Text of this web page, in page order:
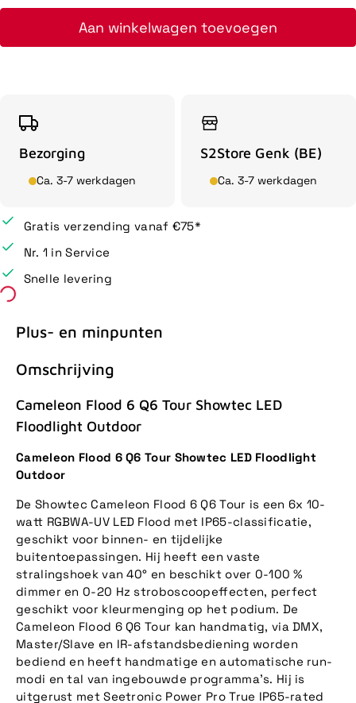
Aan winkelwagen toevoegen
Bezorging
Ca. 3-7 werkdagen
S2Store Genk (BE)
Ca. 3-7 werkdagen
Gratis verzending vanaf €75*
Nr. 1 in Service
Snelle levering
Plus- en minpunten
Omschrijving
Cameleon Flood 6 Q6 Tour Showtec LED
Floodlight Outdoor
Cameleon Flood 6 Q6 Tour Showtec LED Floodlight
Outdoor
De Showtec Cameleon Flood 6 Q6 Tour is een 6x 10-
watt RGBWA-UV LED Flood met IP65-classificatie,
geschikt voor binnen- en tijdelijke
buitentoepassingen. Hij heeft een vaste
stralingshoek van 40° en beschikt over 0-100 %
dimmer en 0-20 Hz stroboscoopeffecten, perfect
geschikt voor kleurmenging op het podium. De
Cameleon Flood 6 Q6 Tour kan handmatig, via DMX,
Master/Slave en IR-afstandsbediening worden
bediend en heeft handmatige en automatische run-
modi en tal van ingebouwde programma's. Hij is
uitgerust met Seetronic Power Pro True IP65-rated